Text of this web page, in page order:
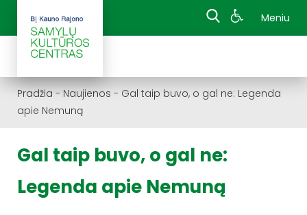
Meniu
Pradžia - Naujienos - Gal taip buvo, o gal ne: Legenda
apie Nemuną
Gal taip buvo, o gal ne:
Legenda apie Nemuną